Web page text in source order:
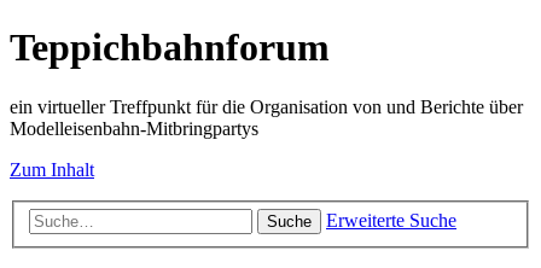
Teppichbahnforum
ein virtueller Treffpunkt für die Organisation von und Berichte über
Modelleisenbahn-Mitbringpartys
Zum Inhalt
Suche Erweiterte Suche